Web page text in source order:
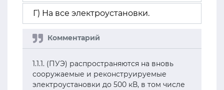
Г) На все электроустановки.
1.1.1. (ПУЭ) распространяются на вновь
сооружаемые и реконструируемые
электроустановки до 500 кВ, в том числе